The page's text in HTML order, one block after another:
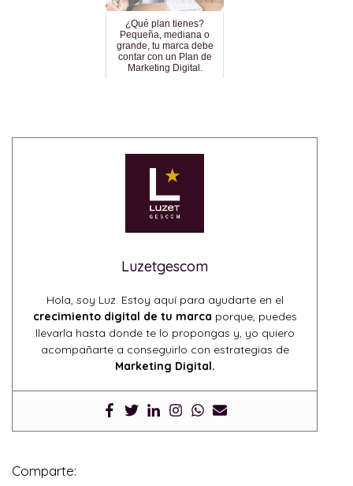
¿Qué plan tienes?
Pequeña, mediana o
grande, tu marca debe
contar con un Plan de
Marketing Digital.
Luzetgescom
Hola, soy Luz. Estoy aquí para ayudarte en el
crecimiento digital de tu marca porque, puedes
llevarla hasta donde te lo propongas y, yo quiero
acompañarte a conseguirlo con estrategias de
Marketing Digital.
Comparte: